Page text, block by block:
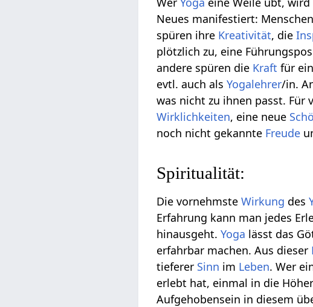
Neues manifestiert:
spüren ihre Kreativität, die
plötzlich zu, eine
andere spüren die Kraft für
evtl. auch alsYogalehrer/in.
was nicht zu ihnen passt. Für
Wirklichkeiten, eine neue
noch nicht gekannte Freude
Spiritualität:
Die vornehmsteWirkung des
Erfahrung kann man jedes
hinausgeht.Yoga lässt das
erfahrbar machen. Aus dieser
tieferer Sinn im Leben. Wer
erlebt hat, einmal in die
Aufgehobensein in diesem